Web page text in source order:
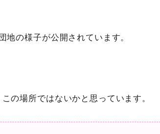
地の様子が公開されています。
の場所ではないかと思っています。